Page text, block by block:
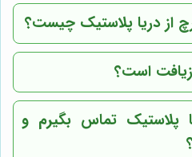
از دریا پلاستیک چیست؟
است؟
پلاستیک تماس بگیرم و